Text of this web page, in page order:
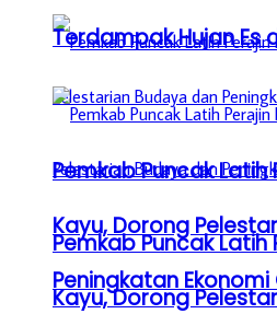
Pemkab Puncak Latih
Kayu, Dorong
Peningkatan Ekonomi
Terdampak Hujan Es
Pemkab Puncak Latih
Kayu, Dorong